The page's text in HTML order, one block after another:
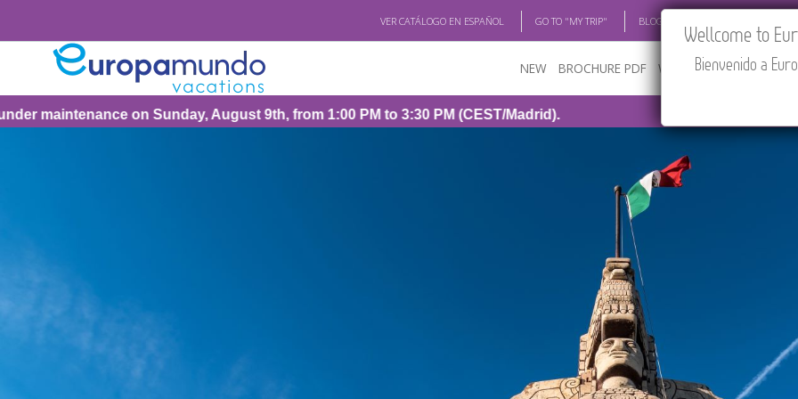
VER CATÁLOGO EN ESPAÑOL GO TO "MY TRIP" BLOG
NEW BROCHURE PDF WHERE TO BUY
on Sunday, August 9th, from 1:00 PM to 3:30 PM (CEST/Madrid).
Wellcome to
Bienvenido a